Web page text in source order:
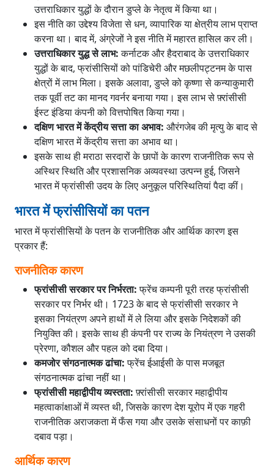
उत्तराधिकार युद्धों के दौरान डुप्ले के नेतृत्व में किया था।
इस नीति का उद्देश्य विजेता से धन, व्यापारिक या क्षेत्रीय लाभ प्राप्त
करना था। बाद में, अंग्रेजों ने इस नीति में महारत हासिल कर ली।
उत्तराधिकार युद्ध से लाभ:कर्नाटक और हैदराबाद के उत्तराधिकार
युद्धों के बाद, फ्रांसीसियों को पांडिचेरी और मछलीपट्टनम के पास
क्षेत्रों में लाभ मिला। इसके अलावा, डुप्ले को कृष्णा से कन्याकुमारी
तक पूर्वी तट का मानद गवर्नर बनाया गया। इस लाभ से फ़्रांसीसी
ईस्ट इंडिया कंपनी को वित्तपोषित किया गया।
दक्षिण भारत में केंद्रीय सत्ता का अभाव: औरंगजेब की मृत्यु के बाद से
दक्षिण भारत में केंद्रीय सत्ता का अभाव था।
इसके साथ ही मराठा सरदारों के छापों के कारण राजनीतिक रूप से
अस्थिर स्थिति और प्रशासनिक अव्यवस्था उत्पन्न हुई, जिसने
भारत में फ्रांसीसी उदय के लिए अनुकूल परिस्थितियां पैदा कीं।
भारत में फ्रांसीसियों का पतन
भारत में फ्रांसीसियों के पतन के राजनीतिक और आर्थिक कारण इस
प्रकार हैं:
राजनीतिक कारण
फ्रांसीसी सरकार पर निर्भरता:फ्रेंच कम्पनी पूरी तरह फ्रांसीसी
सरकार पर निर्भर थी। 1723 के बाद से फ्रांसीसी सरकार ने
इसका नियंत्रण अपने हाथों में ले लिया और इसके निदेशकों की
नियुक्ति की। इसके साथ ही कंपनी पर राज्य के नियंत्रण ने उसकी
प्रेरणा, कौशल और पहल को दबा दिया।
कमजोर संगठनात्मक ढांचा:फ्रेंच ईआईसी के पास मजबूत
संगठनात्मक ढांचा नहीं था।
फ्रांसीसी महाद्वीपीय व्यस्तता:फ़्रांसीसी सरकार महाद्वीपीय
महत्वाकांक्षाओं में व्यस्त थी, जिसके कारण देश यूरोप में एक गहरी
राजनीतिक अराजकता में फँस गया और उसके संसाधनों पर काफ़ी
दबाव पड़ा।
आर्थिक कारण